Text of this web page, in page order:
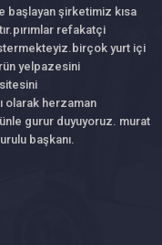
başlayan şirketimiz kısa
refakatçi
yurt içi
yelpazesini
olarak herzaman
gurur duyuyoruz. murat
başkanı.